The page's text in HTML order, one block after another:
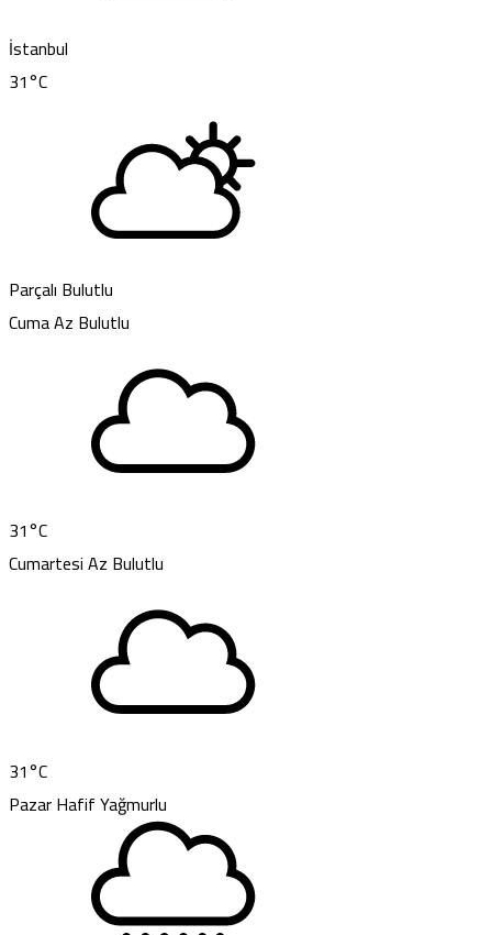
İstanbul
31°C
Parçalı Bulutlu
CumaAz Bulutlu
31°C
CumartesiAz Bulutlu
31°C
PazarHafif Yağmurlu